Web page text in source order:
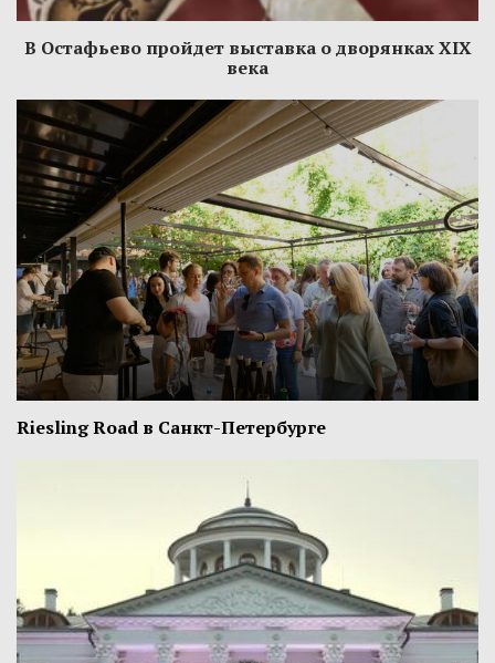
В Остафьево пройдет выставка о дворянках XIX
века
Riesling Road в Санкт-Петербурге